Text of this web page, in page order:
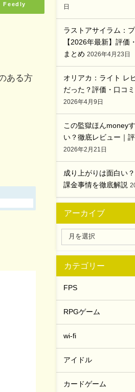
Feedly
ある方
日
ラストアサイラム：
【2026年最新】評価
まとめ 2026年4月23日
オリアカ：ライト レ
だった？評価・口コ
2026年4月9日
この監獄ほんmoney
い？徹底レビュー｜
2026年2月21日
成り上がりは面白い
課金事情を徹底解説
アーカイブ
カテゴリー
FPS
RPGゲーム
wi-fi
アイドル
カードゲーム